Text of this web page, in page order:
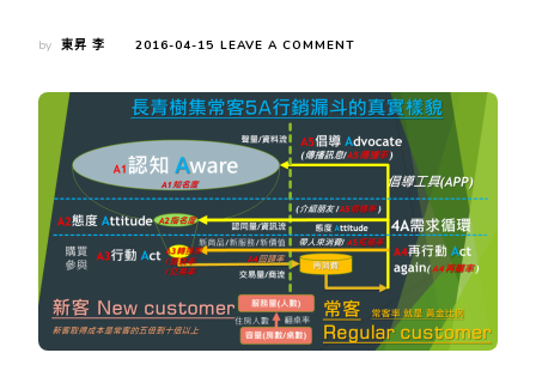
by 東昇 李 2016-04-15 LEAVE A COMMENT
長
樹/
惠
運
用
所
謂
的